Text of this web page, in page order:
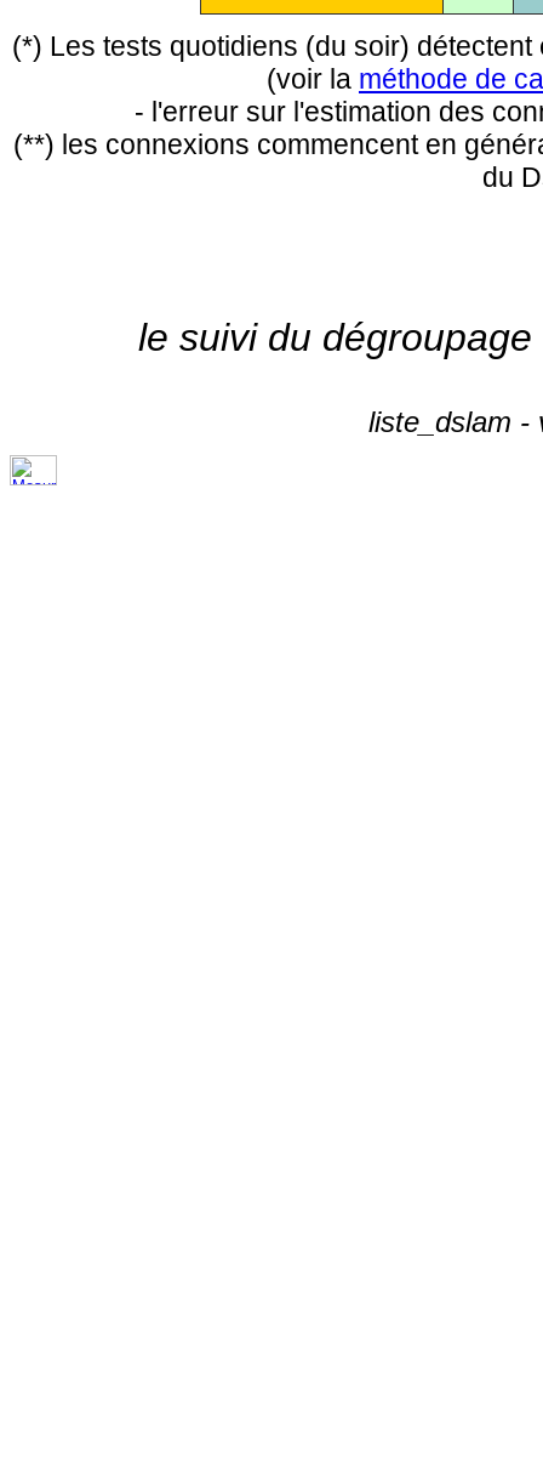
(*) Les tests quotidiens (du soir)
(voir la méthode de
- l'erreur sur l'estimation des
(**) les connexions commencent en
du
le suivi du
liste_dslam -